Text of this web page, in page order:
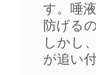
す。唾
防げる
しかし
が追い